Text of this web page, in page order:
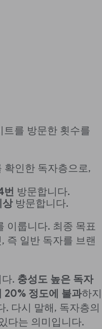
를 방문한 횟수를
확인한 독자층으로,
번 방문합니다.
상방문합니다.
이룹니다. 최종 목표
즉 일반 독자를 브랜
. 충성도 높은 독자
20% 정도에 불과하지
. 다시 말해, 독자층의
다는 의미입니다.